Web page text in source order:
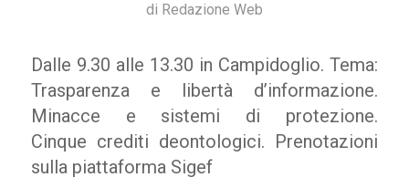
di Redazione Web
Dalle 9.30 alle 13.30 in Campidoglio. Tema:
Trasparenza e libertà d’informazione.
Minacce e sistemi di protezione.
Cinque crediti deontologici. Prenotazioni
sulla piattaforma Sigef